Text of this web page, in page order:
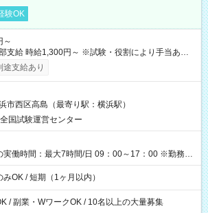
験OK
～
割により手当あり
より昇給あり 【即給（前払い）オプションあ
される場合、勤務から1週間ほどで給与の一部を受け
模擬試験 8:30～17:30（休憩1時間） 時給1,300円
10,400円＋交通費 ※当日の役割により時給＋100
・国家試験 7:00～13:30（休憩なし） 時給1,300
100円）×6時間＝日収8,400円＋交通費 【試用期
なし
途支給あり
市西区高島（最寄り駅：横浜駅）
国試験運営センター
実働時間：最大7時間/日 09：00～17：00 ※勤務時
より異なります。
OK / 短期（1ヶ月以内）
/ 副業・WワークOK / 10名以上の大量募集